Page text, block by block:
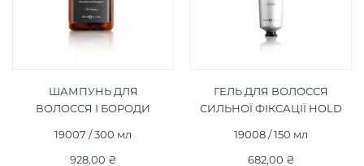
ШАМПУНЬ ДЛЯ
ВОЛОССЯ І БОРОДИ
300 МЛ
19007 / 300 мл
928,00 ₴
ГЕЛЬ ДЛЯ ВОЛОССЯ
СИЛЬНОЇ ФІКСАЦІЇ HOLD
19008 / 150 мл
682,00 ₴